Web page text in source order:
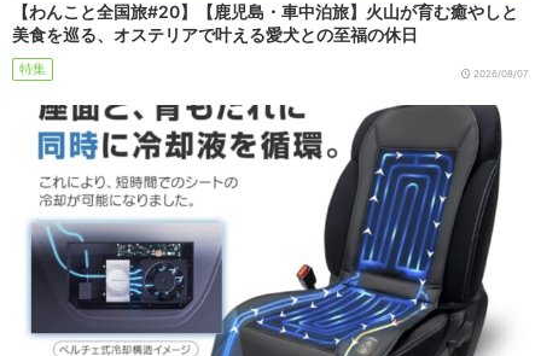
【わんこと全国旅#20】【鹿児島・車中泊旅】火山が育む癒やしと
美食を巡る、オステリアで叶える愛犬との至福の休日
特集 2026/08/07